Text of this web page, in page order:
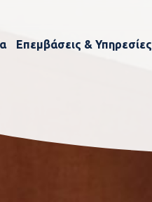
Επεμβάσεις & Υπηρεσίες